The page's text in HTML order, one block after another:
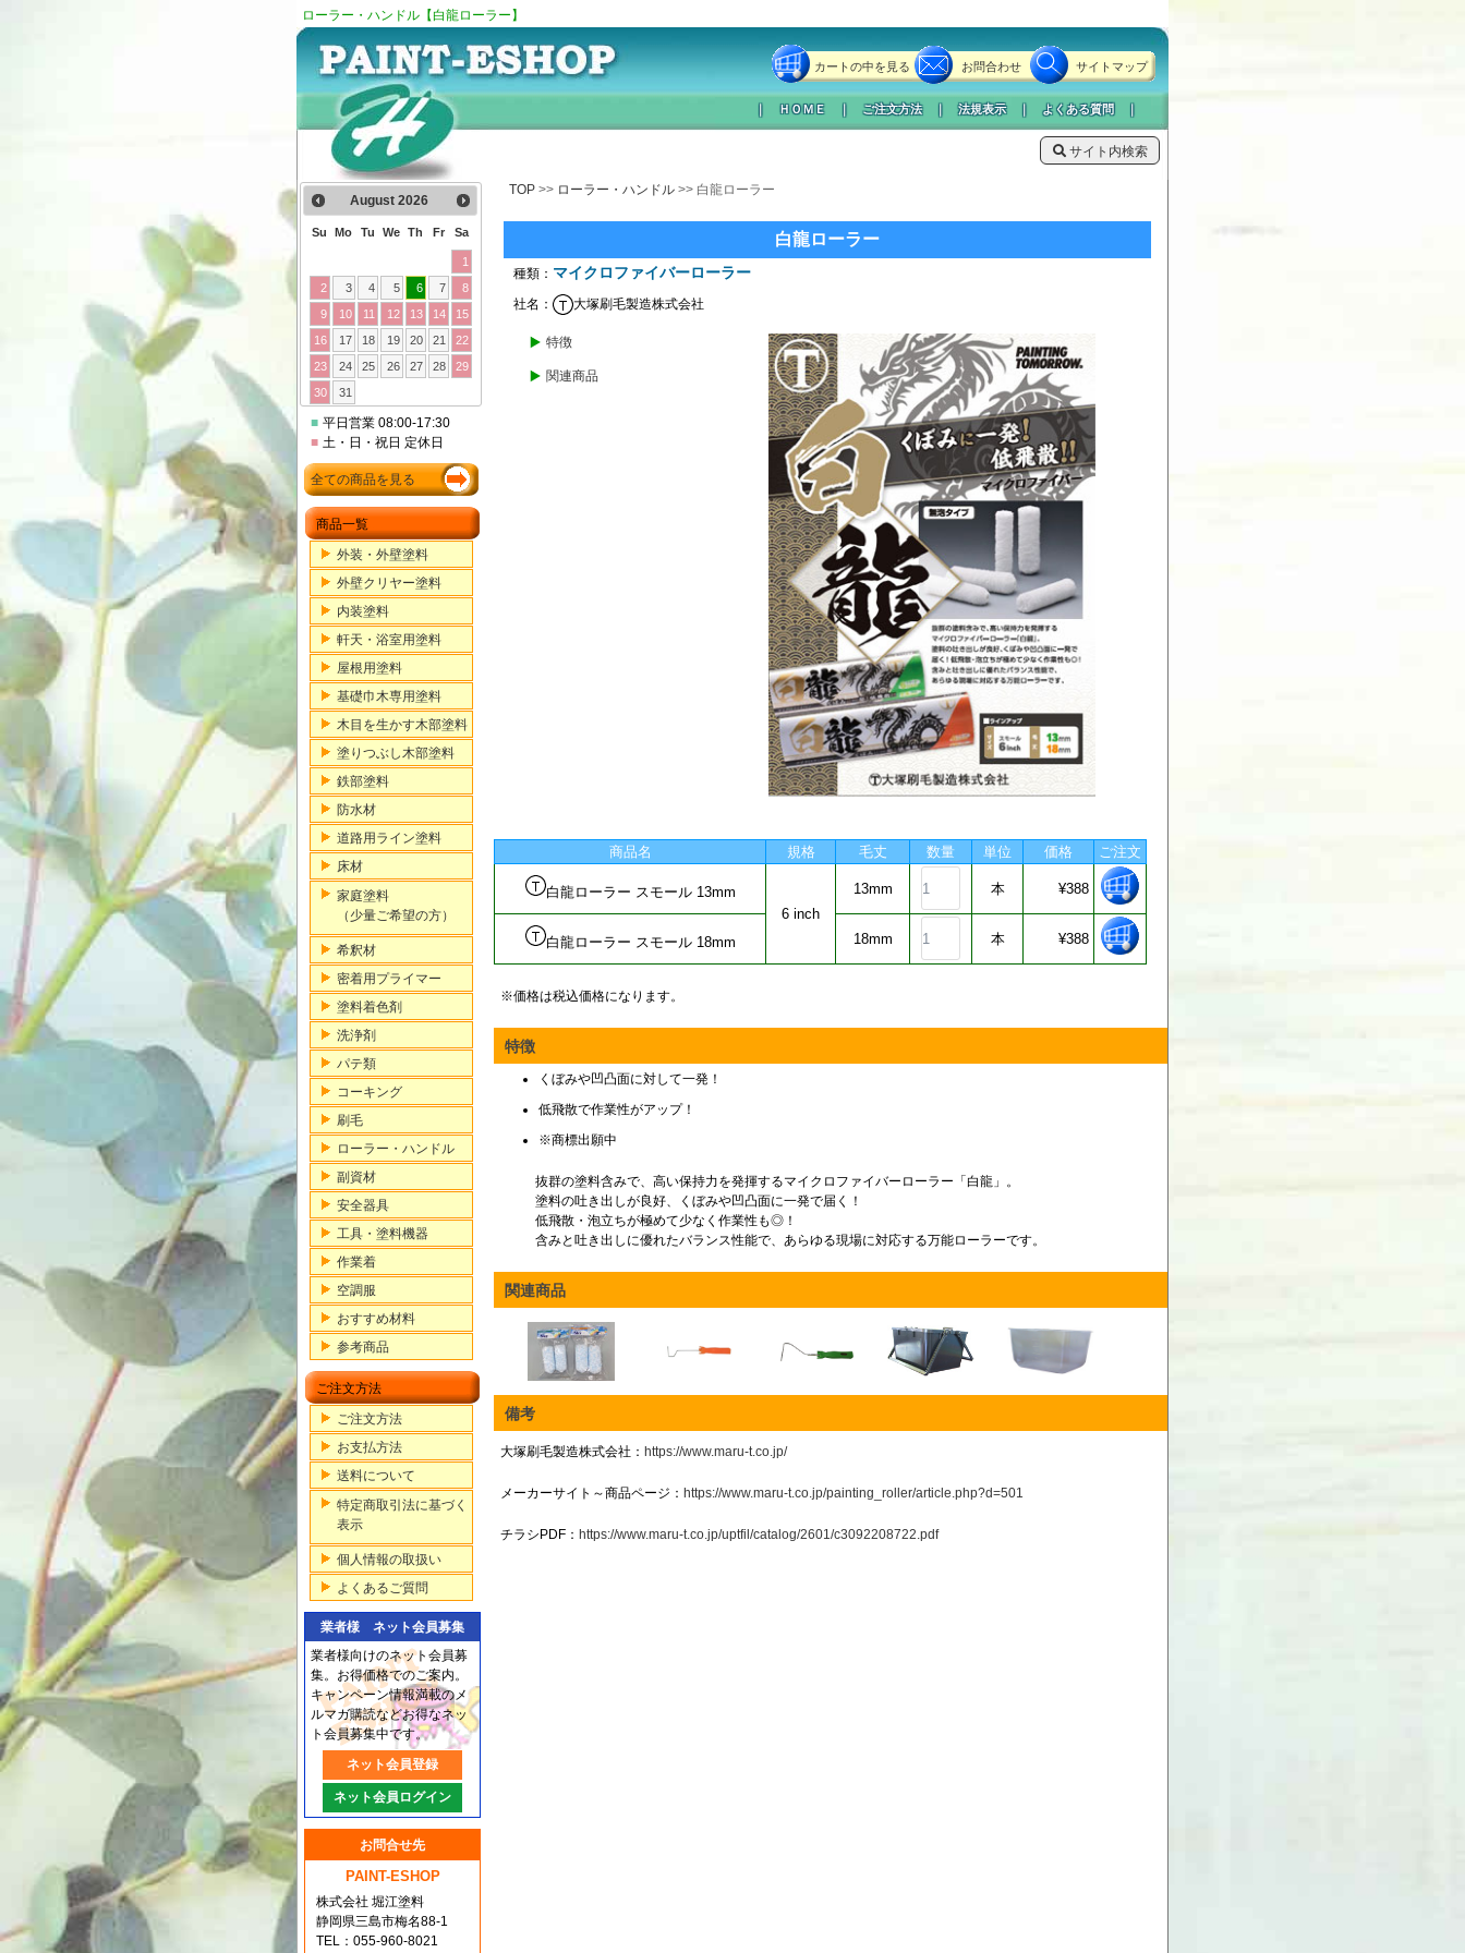
ローラー・ハンドル【白龍ローラー】
カートの中を見る お問合わせ サイトマップ
｜ ＨＯＭＥ ｜ ご注文方法 ｜法規表示 ｜ よくある質問 ｜
サイト内検索
August 2026
Su Mo Tu We Th Fr Sa
1
2
3 4 5 6 7
8
9
10 11 12 13 14
15
16
17 18 19 20 21
22
23
24 25 26 27 28
29
30
31
■ 平日営業 08:00-17:30
■ 土・日・祝日 定休日
全ての商品を見る
商品一覧
外装・外壁塗料
外壁クリヤー塗料
内装塗料
軒天・浴室用塗料
屋根用塗料
基礎巾木専用塗料
木目を生かす木部塗料
塗りつぶし木部塗料
鉄部塗料
防水材
道路用ライン塗料
床材
家庭塗料
（少量ご希望の方）
希釈材
密着用プライマー
塗料着色剤
洗浄剤
パテ類
コーキング
刷毛
ローラー・ハンドル
副資材
安全器具
工具・塗料機器
作業着
空調服
おすすめ材料
参考商品
ご注文方法
ご注文方法
お支払方法
送料について
特定商取引法に基づく
表示
個人情報の取扱い
よくあるご質問
業者様 ネット会員募集
業者様向けのネット会員募
集。お得価格でのご案内。
キャンペーン情報満載のメ
ルマガ購読などお得なネッ
ト会員募集中です。
ネット会員登録
ネット会員ログイン
お問合せ先
PAINT-ESHOP
株式会社 堀江塗料
静岡県三島市梅名88-1
TEL：055-960-8021
TOP >> ローラー・ハンドル >> 白龍ローラー
白龍ローラー
種類： マイクロファイバーローラー
社名： 大塚刷毛製造株式会社
特徴
関連商品
商品名 規格 毛丈 数量 単位 価格 ご注文
白龍ローラー スモール 13mm
6 inch
13mm 本 ¥388
白龍ローラー スモール 18mm 18mm 本 ¥388
※価格は税込価格になります。
特徴
くぼみや凹凸面に対して一発！
低飛散で作業性がアップ！
※商標出願中
抜群の塗料含みで、高い保持力を発揮するマイクロファイバーローラー「白龍」。
塗料の吐き出しが良好、くぼみや凹凸面に一発で届く！
低飛散・泡立ちが極めて少なく作業性も◎！
含みと吐き出しに優れたバランス性能で、あらゆる現場に対応する万能ローラーです。
関連商品
備考
大塚刷毛製造株式会社： https://www.maru-t.co.jp/
メーカーサイト～商品ページ： https://www.maru-t.co.jp/painting_roller/article.php?d=501
チラシPDF： https://www.maru-t.co.jp/uptfil/catalog/2601/c3092208722.pdf